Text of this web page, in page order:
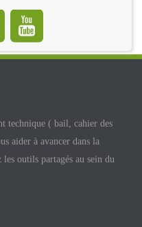
technique ( bail, cahier des
aider à avancer dans la
outils partagés au sein du